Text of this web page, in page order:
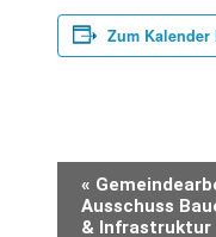
Zum
«
Ausschuss
& Infrastruktur